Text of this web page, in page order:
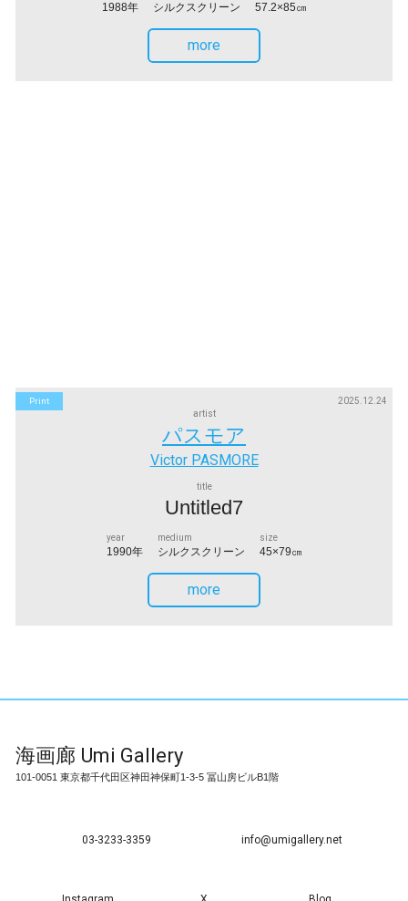
1988年 シルクスクリーン 57.2×85㎝
more
Print
2025.12.24
artist
パスモア
Victor PASMORE
title
Untitled7
year
1990年
medium
シルクスクリーン
size
45×79㎝
more
海画廊 Umi Gallery
101-0051 東京都千代田区神田神保町1-3-5 冨山房ビルB1階
03-3233-3359 info@umigallery.net